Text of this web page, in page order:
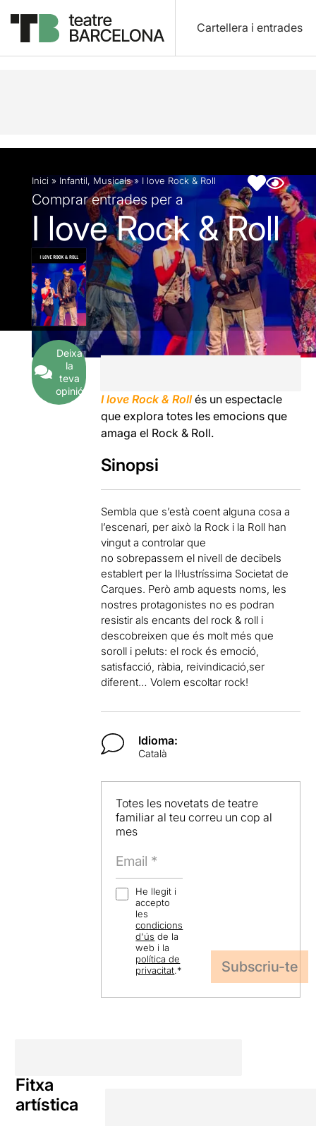
Cartellera i entrades
Descripció Fitxa artística Articles
Inici » Infantil, Musicals» I love Rock & Roll
Comprar entrades per a
I love Rock & Roll
Deixa
la
teva
opinió
I love Rock & Rollés un espectacle
que explora totes les emocions que
amaga el Rock & Roll.
Sinopsi
Sembla que s’està coent alguna cosa a
l’escenari, per això la Rock i la Roll han
vingut a controlar que
no sobrepassem el nivell de decibels
establert per la Il·lustríssima Societat de
Carques. Però amb aquests noms, les
nostres protagonistes no es podran
resistir als encants del rock & roll i
descobreixen que és molt més que
soroll i peluts: el rock és emoció,
satisfacció, ràbia, reivindicació,ser
diferent… Volem escoltar rock!
Idioma:
Català
Totes les novetats de teatre
familiar al teu correu un cop al
mes
He llegit i
accepto
les
condicions
d'ús de la
web i la
política de
privacitat.*
Fitxa
artística